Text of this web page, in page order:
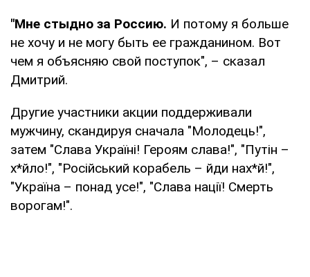
"Мне стыдно за Россию. И потому я больше
не хочу и не могу быть ее гражданином. Вот
чем я объясняю свой поступок", – сказал
Дмитрий.
Другие участники акции поддерживали
мужчину, скандируя сначала "Молодець!",
затем "Слава Україні! Героям слава!", "Путін –
х*йло!", "Російський корабель – йди нах*й!",
"Україна – понад усе!", "Слава нації! Смерть
ворогам!".